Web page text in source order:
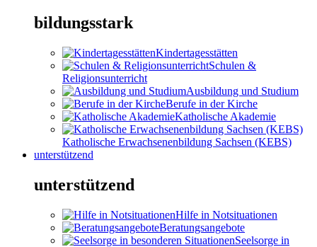
bildungsstark
Kindertagesstätten
Schulen &
Religionsunterricht
Ausbildung und Studium
Berufe in der Kirche
Katholische Akademie
Katholische Erwachsenenbildung Sachsen (KEBS)
unterstützend
unterstützend
Hilfe in Notsituationen
Beratungsangebote
Seelsorge in